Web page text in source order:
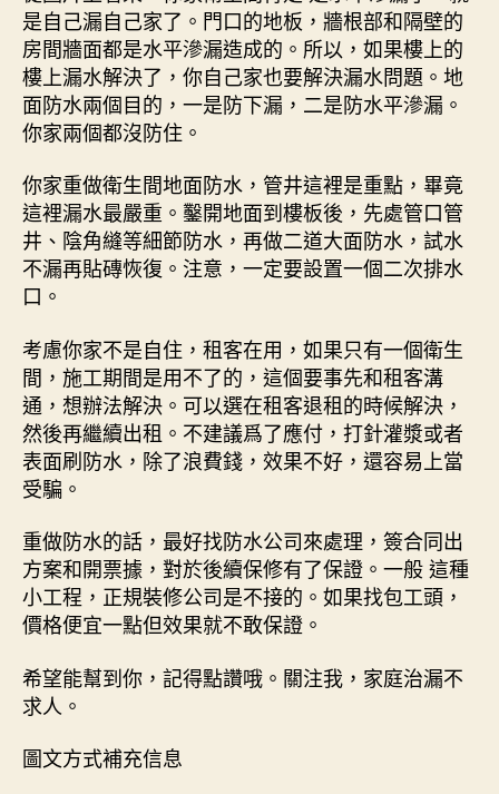
是自己漏自己家了。門口的地板，牆根部和隔壁的
房間牆面都是水平滲漏造成的。所以，如果樓上的
樓上漏水解決了，你自己家也要解決漏水問題。地
面防水兩個目的，一是防下漏，二是防水平滲漏。
你家兩個都沒防住。
你家重做衛生間地面防水，管井這裡是重點，畢竟
這裡漏水最嚴重。鑿開地面到樓板後，先處管口管
井、陰角縫等細節防水，再做二道大面防水，試水
不漏再貼磚恢復。注意，一定要設置一個二次排水
口。
考慮你家不是自住，租客在用，如果只有一個衛生
間，施工期間是用不了的，這個要事先和租客溝
通，想辦法解決。可以選在租客退租的時候解決，
然後再繼續出租。不建議爲了應付，打針灌漿或者
表面刷防水，除了浪費錢，效果不好，還容易上當
受騙。
重做防水的話，最好找防水公司來處理，簽合同出
方案和開票據，對於後續保修有了保證。一般 這種
小工程，正規裝修公司是不接的。如果找包工頭，
價格便宜一點但效果就不敢保證。
希望能幫到你，記得點讚哦。關注我，家庭治漏不
求人。
圖文方式補充信息